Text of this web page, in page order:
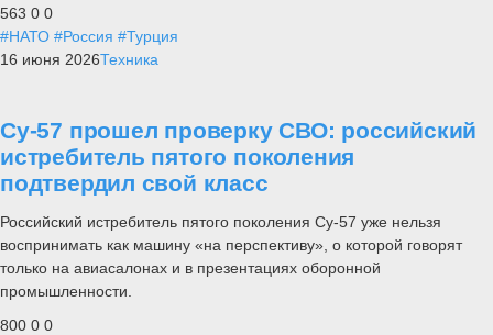
563 0 0
#НАТО #Россия #Турция
16 июня 2026Техника
Су-57 прошел проверку СВО: российский
истребитель пятого поколения
подтвердил свой класс
Российский истребитель пятого поколения Су-57 уже нельзя
воспринимать как машину «на перспективу», о которой говорят
только на авиасалонах и в презентациях оборонной
промышленности.
800 0 0